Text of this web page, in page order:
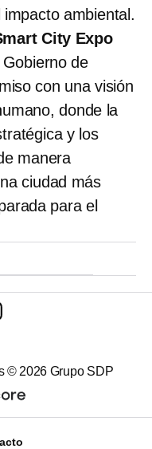
ambiental.
City Expo
de
con una visión
donde la
y los
manera
ciudad más
para el
© 2026 Grupo SDP